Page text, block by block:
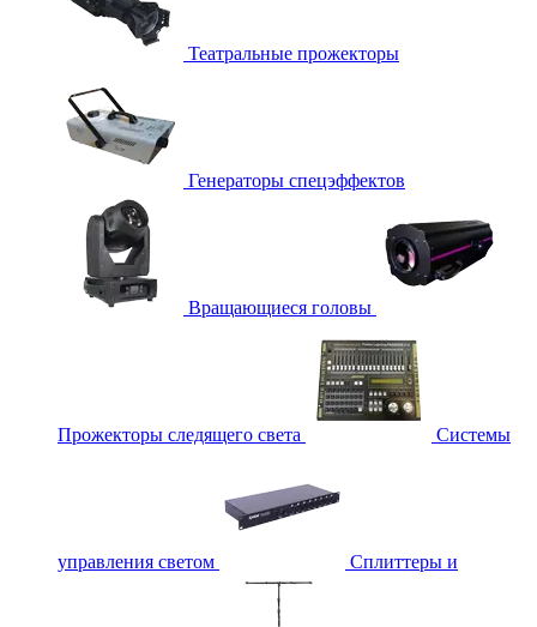
Театральные прожекторы
Генераторы спецэффектов
Вращающиеся головы
Прожекторы следящего света Системы
управления светом Сплиттеры и